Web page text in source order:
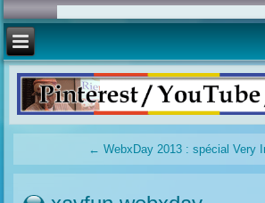
← WebxDay 2013 : spécial Very